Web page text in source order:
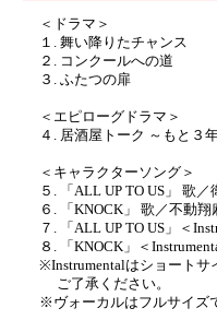
＜ドラマ＞
１. 舞い降りたチャンス
２. コンクールへの道
３. ふたつの扉
＜エピローグドラマ＞
４. 居酒屋トーク ～もと３
＜キャラクターソング＞
５. 「ALL UP TO US」 歌
６. 「KNOCK」 歌／不動翔
７. 「ALL UP TO US」＜
８. 「KNOCK」＜
※Instrumentalはショートサ
ご了承ください。
※ヴォーカルはフルサイズ